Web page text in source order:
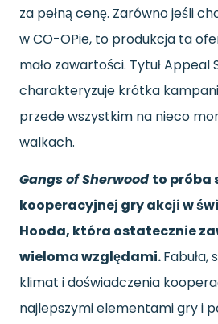
za pełną cenę. Zarówno jeśli
w CO-OPie, to produkcja ta
mało zawartości. Tytuł Appeal
charakteryzuje krótka
przede wszystkim na nieco
walkach.
Gangs of Sherwood to próba
kooperacyjnej gry akcji w
Hooda, która ostatecznie
wieloma względami.
klimat i doświadczenia
najlepszymi elementami gry i